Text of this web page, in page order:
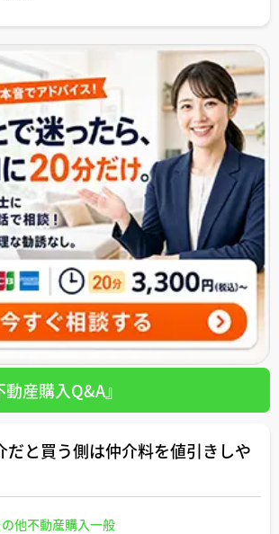
産購入Q&A』
だと買う側は仲介料を値引きしや
他不動産購入一般